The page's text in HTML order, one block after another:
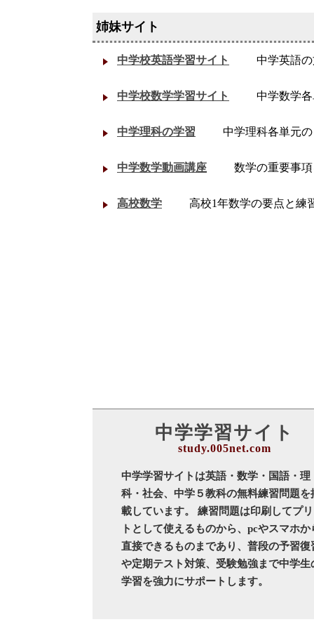
中学校英語学習サイト 中学英語
中学校数学学習サイト 中学数学
中学理科の学習 中学理科各単元
中学数学動画講座 数学の重要事
高校数学 高校1年数学の要点と練
中学学習サイト
中学学習サイトは英語・数学・国語・理
科・社会、中学５教科の無料練習問題を
載しています。 練習問題は印刷してプ
トとして使えるものから、pcやスマホか
直接できるものまであり、普段の予習復
や定期テスト対策、受験勉強まで中学生
学習を強力にサポートします。